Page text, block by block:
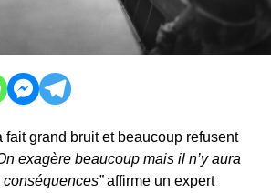
fait grand bruit et beaucoup refusent
exagère beaucoup mais il n’y aura
affirme un expert